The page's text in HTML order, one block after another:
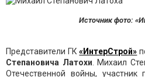
Источник фото:
Представители ГК«ИнтерСтрой»
Степановича Латохи . Михаил
Отечественной войны, участник